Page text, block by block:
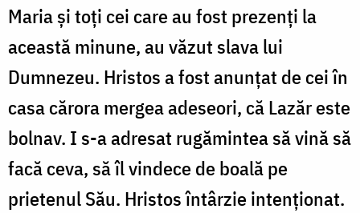
Maria și toți cei care au fost prezenți la
această minune, au văzut slava lui
Dumnezeu. Hristos a fost anunțat de cei în
casa cărora mergea adeseori, că Lazăr este
bolnav. I s-a adresat rugămintea să vină să
facă ceva, să îl vindece de boală pe
prietenul Său. Hristos întârzie intenționat.